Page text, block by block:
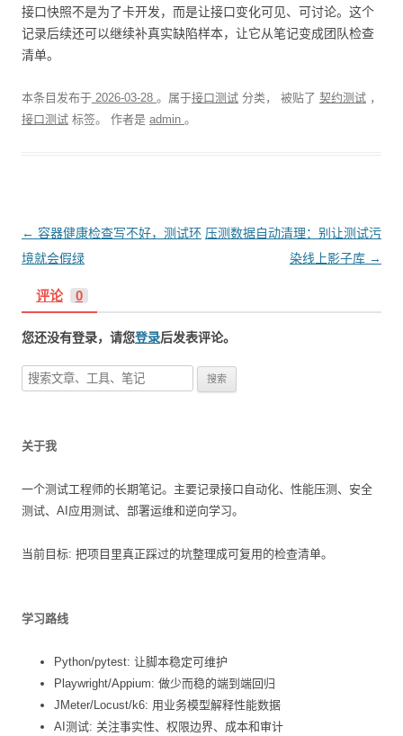
接口快照不是为了卡开发，而是让接口变化可见、可讨论。这个
记录后续还可以继续补真实缺陷样本，让它从笔记变成团队检查
清单。
本条目发布于 2026-03-28 。属于接口测试 分类， 被贴了 契约测试 ，
接口测试 标签。 作者是 admin 。
文
章
航
← 容器健康检查写不好，测试环
境就会假绿
压测数据自动清理：别让测试污
染线上影子库 →
评论 0
您还没有登录，请您登录后发表评论。
搜
关于我
一个测试工程师的长期笔记。主要记录接口自动化、性能压测、安全
测试、AI应用测试、部署运维和逆向学习。
当前目标: 把项目里真正踩过的坑整理成可复用的检查清单。
学习路线
Python/pytest: 让脚本稳定可维护
Playwright/Appium: 做少而稳的端到端回归
JMeter/Locust/k6: 用业务模型解释性能数据
AI测试: 关注事实性、权限边界、成本和审计